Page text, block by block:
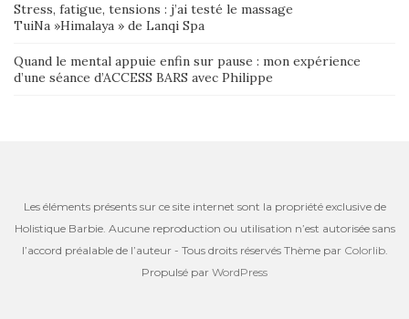
Stress, fatigue, tensions : j’ai testé le massage
TuiNa »Himalaya » de Lanqi Spa
Quand le mental appuie enfin sur pause : mon expérience
d’une séance d’ACCESS BARS avec Philippe
Les éléments présents sur ce site internet sont la propriété exclusive de
Holistique Barbie. Aucune reproduction ou utilisation n’est autorisée sans
l’accord préalable de l’auteur - Tous droits réservés Thème par Colorlib.
Propulsé par WordPress